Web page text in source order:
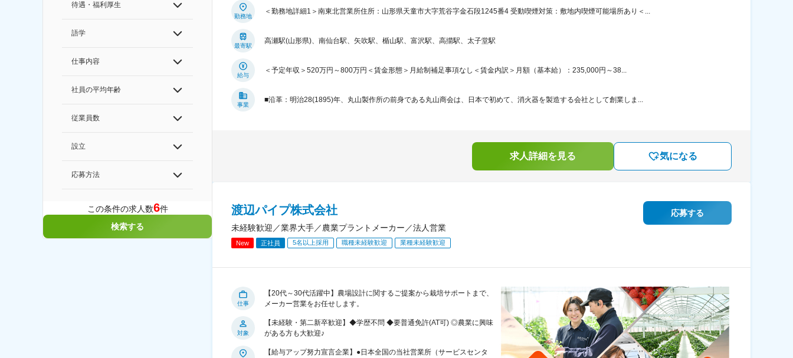
待遇・福利厚生
語学
仕事内容
社員の平均年齢
従業員数
設立
応募方法
この条件の求人数6件
検索する
勤務地
＜勤務地詳細1＞南東北営業所住所：山形県天童市大字荒谷字金石段1245番4 受動喫煙対策：敷地内喫煙可能場所あり＜...
最寄駅
高瀬駅(山形県)、南仙台駅、矢吹駅、楯山駅、富沢駅、高擶駅、太子堂駅
給与
＜予定年収＞520万円～800万円＜賃金形態＞月給制補足事項なし＜賃金内訳＞月額（基本給）：235,000円～38...
事業
■沿革：明治28(1895)年、丸山製作所の前身である丸山商会は、日本で初めて、消火器を製造する会社として創業しま...
求人詳細を見る 気になる
渡辺パイプ株式会社
未経験歓迎／業界大手／農業プラントメーカー／法人営業
New 正社員 5名以上採用 職種未経験歓迎 業種未経験歓迎
応募する
仕事
【20代～30代活躍中】農場設計に関するご提案から栽培サポートまで、
メーカー営業をお任せします。
対象
【未経験・第二新卒歓迎】◆学歴不問 ◆要普通免許(AT可) ◎農業に興味
がある方も大歓迎♪
【給与アップ努力宣言企業】●日本全国の当社営業所（サービスセンタ